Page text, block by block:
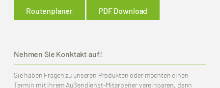
Routenplaner PDF Download
Nehmen Sie Konktakt auf!
Sie haben Fragen zu unseren Produkten oder möchten einen
Termin mit Ihrem Außendienst-Mitarbeiter vereinbaren, dann